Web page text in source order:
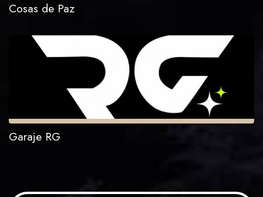
Cosas de Paz
Garaje RG